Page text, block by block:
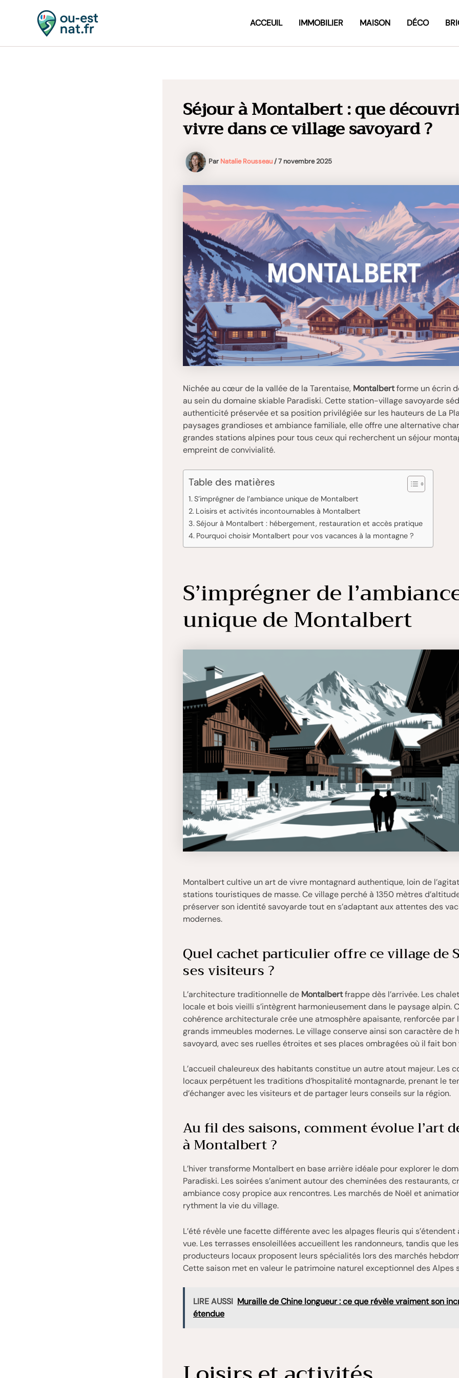
ACCEUIL IMMOBILIER MAISON DÉCO
Séjour à Montalbert : que
vivre dans ce village savoyard ?
Par Natalie Rousseau/7 novembre 2025
Nichée au cœur de la vallée de la Tarentaise, Montalbertforme un écrin
au sein du domaine skiable Paradiski. Cette station-village savoyarde
authenticité préservée et sa position privilégiée sur les hauteurs de La
paysages grandioses et ambiance familiale, elle offre une alternative
grandes stations alpines pour tous ceux qui recherchent un séjour
empreint de convivialité.
Table des matières
S’imprégner de l’ambiance unique de Montalbert
Loisirs et activités incontournables à Montalbert
Séjour à Montalbert : hébergement, restauration et accès pratique
Pourquoi choisir Montalbert pour vos vacances à la montagne ?
S’imprégner de
unique de Montalbert
Montalbert cultive un art de vivre montagnard authentique, loin de
stations touristiques de masse. Ce village perché à 1350 mètres
préserver son identité savoyarde tout en s’adaptant aux attentes des
modernes.
Quel cachet particulier offre ce village de
ses visiteurs ?
L’architecture traditionnelle de Montalbertfrappe dès l’arrivée. Les
locale et bois vieilli s’intègrent harmonieusement dans le paysage alpin.
cohérence architecturale crée une atmosphère apaisante, renforcée par
grands immeubles modernes. Le village conserve ainsi son caractère de
savoyard, avec ses ruelles étroites et ses places ombragées où il fait bon
L’accueil chaleureux des habitants constitue un autre atout majeur. Les
locaux perpétuent les traditions d’hospitalité montagnarde, prenant le
d’échanger avec les visiteurs et de partager leurs conseils sur la région.
Au fil des saisons, comment évolue l’art
à Montalbert ?
L’hiver transforme Montalbert en base arrière idéale pour explorer le
Paradiski. Les soirées s’animent autour des cheminées des restaurants,
ambiance cosy propice aux rencontres. Les marchés de Noël et
rythment la vie du village.
L’été révèle une facette différente avec les alpages fleuris qui
vue. Les terrasses ensoleillées accueillent les randonneurs, tandis que les
producteurs locaux proposent leurs spécialités lors des marchés
Cette saison met en valeur le patrimoine naturel exceptionnel des Alpes
LIRE AUSSI Muraille de Chine longueur : ce que révèle vraiment son
étendue